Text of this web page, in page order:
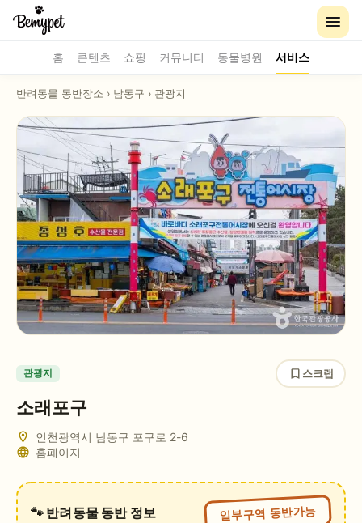
홈 콘텐츠 쇼핑 커뮤니티 동물병원 서비스
반려동물 동반장소 › 남동구 › 관광지
관광지 스크랩
소래포구
인천광역시 남동구 포구로 2-6
홈페이지
🐾 반려동물 동반 정보 일부구역 동반가능